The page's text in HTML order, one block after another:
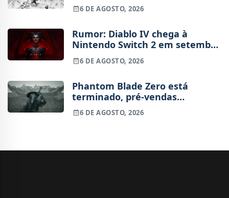
6 DE AGOSTO, 2026
Rumor: Diablo IV chega à
Nintendo Switch 2 em setembro
e vai custar o preço de um jogo
novo
6 DE AGOSTO, 2026
Phantom Blade Zero está
terminado, pré-vendas
começam na próxima semana
6 DE AGOSTO, 2026